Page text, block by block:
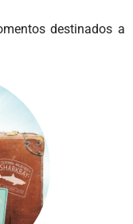
destinados a